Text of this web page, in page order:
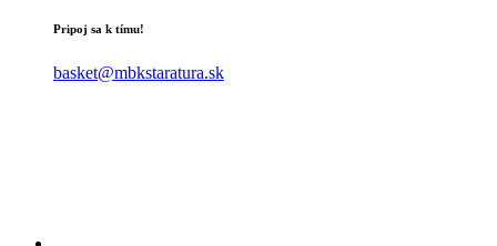
Pripoj sa k tímu!
basket@mbkstaratura.sk